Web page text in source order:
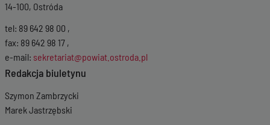
14-100, Ostróda
tel: 89 642 98 00 ,
fax: 89 642 98 17 ,
e-mail: sekretariat@powiat.ostroda.pl
Redakcja biuletynu
Szymon Zambrzycki
Marek Jastrzębski